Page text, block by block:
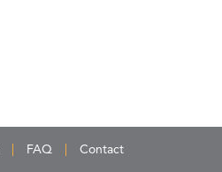
FAQ Contact